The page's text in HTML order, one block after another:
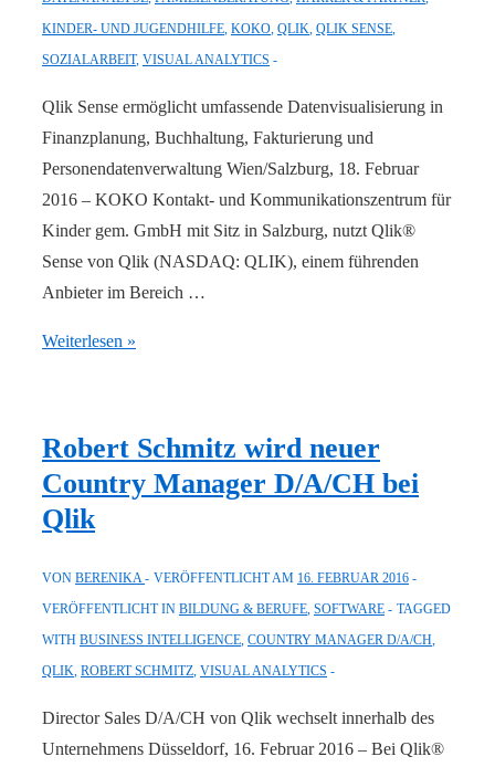
KINDER- UND JUGENDHILFE KOKO QLIK QLIK SENSE
SOZIALARBEIT, VISUAL ANALYTICS
Qlik Sense ermöglicht umfassende Datenvisualisierung in
Finanzplanung, Buchhaltung, Fakturierung und
Personendatenverwaltung Wien/Salzburg, 18. Februar
2016 – KOKO Kontakt- und Kommunikationszentrum für
Kinder gem. GmbH mit Sitz in Salzburg, nutzt Qlik®
Sense von Qlik (NASDAQ: QLIK), einem führenden
Anbieter im Bereich …
KOKO
Kinder-
und
Jugendhilfe
Prozesse
mit
Qlik
Sense
Weiterlesen »
Robert Schmitz wird neuer
Country Manager D/A/CH bei
Qlik
VON BERENIKA VERÖFFENTLICHT AM 16. FEBRUAR 2016
VERÖFFENTLICHT IN BILDUNG & BERUFE, SOFTWARE
TAGGED
WITH BUSINESS INTELLIGENCE, COUNTRY MANAGER D/A/CH,
QLIK, ROBERT SCHMITZ, VISUAL ANALYTICS
Director Sales D/A/CH von Qlik wechselt innerhalb des
Unternehmens Düsseldorf, 16. Februar 2016 – Bei Qlik®